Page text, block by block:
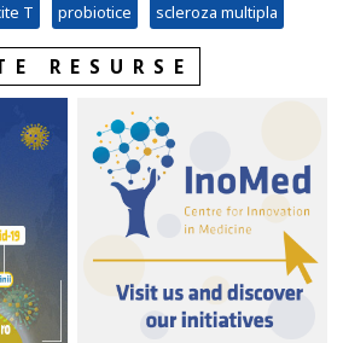
T probiotice scleroza multipla
RESURSE